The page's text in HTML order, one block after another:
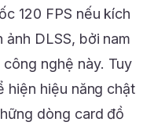
120 FPS nếu kích
DLSS, bởi nam
nghệ này. Tuy
hiện hiệu năng chật
dòng card đồ